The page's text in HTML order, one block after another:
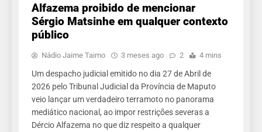
Alfazema proibido de mencionar
Sérgio Matsinhe em qualquer contexto
público
Nádio Jaime Taimo 3 meses ago 2 4 mins
Um despacho judicial emitido no dia 27 de Abril de
2026 pelo Tribunal Judicial da Província de Maputo
veio lançar um verdadeiro terramoto no panorama
mediático nacional, ao impor restrições severas a
Dércio Alfazema no que diz respeito a qualquer